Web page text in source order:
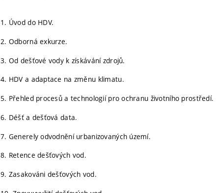
1. Úvod do HDV.
2. Odborná exkurze.
3. Od dešťové vody k získávání zdrojů.
4. HDV a adaptace na změnu klimatu.
5. Přehled procesů a technologií pro ochranu životního prostředí.
6. Déšť a dešťová data.
7. Generely odvodnění urbanizovaných území.
8. Retence dešťových vod.
9. Zasakováni dešťových vod.